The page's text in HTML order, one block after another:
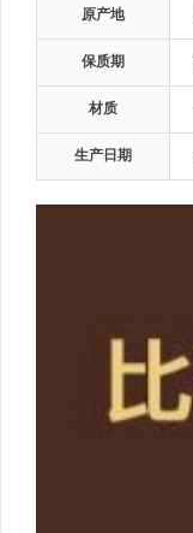
原产地
保质期
材质
生产日期